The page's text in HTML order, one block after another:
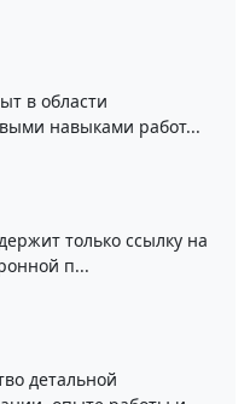
в области
навыками работ...
только ссылку на
п...
детальной